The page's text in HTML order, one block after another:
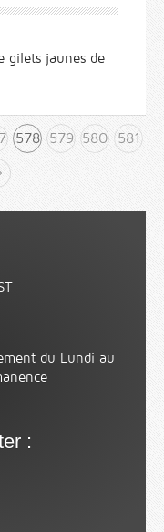
gilets jaunes de
578 579 580 581
du Lundi au
: